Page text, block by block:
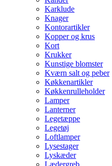
Karklude
Knager
Kontorartikler
Kopper og krus
Kort
Krukker
Kunstige blomster
Kværn salt og peber
Køkkenartikler
Køkkenrulleholder
Lamper
Lanterner
Legetæppe
Legetøj
Loftlamper
Lysestager
Lyskæder
Lædergreb